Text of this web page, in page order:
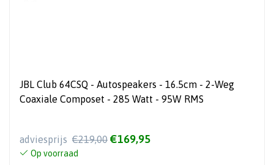
JBL Club 64CSQ - Autospeakers - 16.5cm - 2-Weg
Coaxiale Composet - 285 Watt - 95W RMS
adviesprijs €219,00 €169,95
Op voorraad